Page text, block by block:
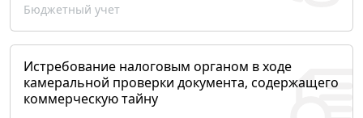
Бюджетный учет
Истребование налоговым органом в ходе
камеральной проверки документа, содержащего
коммерческую тайну